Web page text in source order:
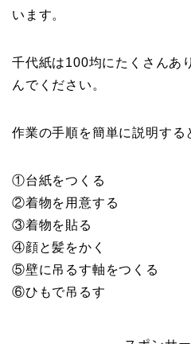
います。
千代紙は100均にたくさんあ
んでください。
作業の手順を簡単に説明す
①台紙をつくる
②着物を用意する
③着物を貼る
④顔と髪をかく
⑤壁に吊るす軸をつくる
⑥ひもで吊るす